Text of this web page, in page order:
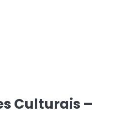
Culturais –